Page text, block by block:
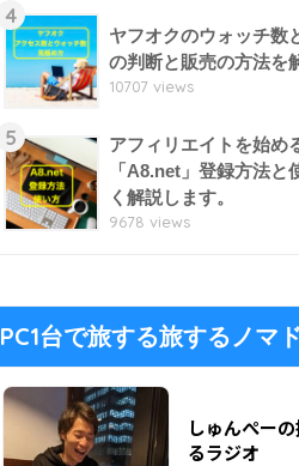
4
ヤフオクのウォッチ数
の判断と販売の方法を
10707 views
5
アフィリエイトを始め
「A8.net」登録方法と
く解説します。
9678 views
PC1台で旅する旅するノマ